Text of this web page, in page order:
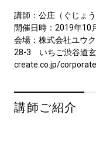
講師：公庄（ぐじょ
開催日時：2019年10
会場：株式会社ユウ
28-3 いちご渋谷道
create.co.jp/
講師ご紹介